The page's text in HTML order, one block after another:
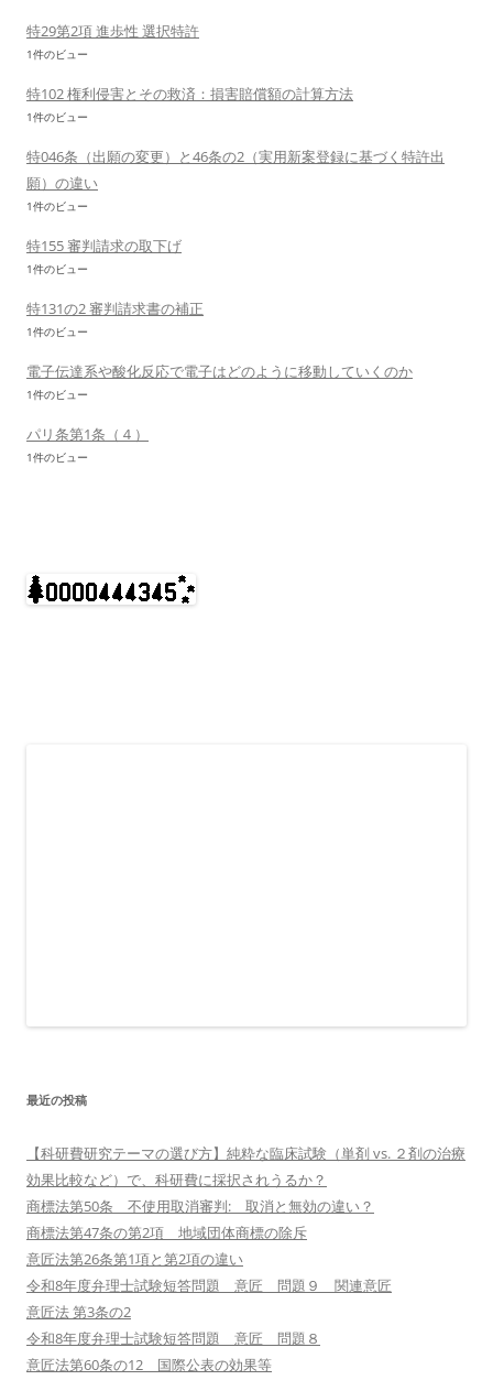
特29第2項 進歩性 選択特許
1件のビュー
特102 権利侵害とその救済：損害賠償額の計算方法
1件のビュー
特046条（出願の変更）と46条の2（実用新案登録に基づく特許出
願）の違い
1件のビュー
特155 審判請求の取下げ
1件のビュー
特131の2 審判請求書の補正
1件のビュー
電子伝達系や酸化反応で電子はどのように移動していくのか
1件のビュー
パリ条第1条（４）
1件のビュー
最近の投稿
【科研費研究テーマの選び方】純粋な臨床試験（単剤 vs. ２剤の治療
効果比較など）で、科研費に採択されうるか？
商標法第50条 不使用取消審判: 取消と無効の違い？
商標法第47条の第2項 地域団体商標の除斥
意匠法第26条第1項と第2項の違い
令和8年度弁理士試験短答問題 意匠 問題９ 関連意匠
意匠法 第3条の2
令和8年度弁理士試験短答問題 意匠 問題８
意匠法第60条の12 国際公表の効果等